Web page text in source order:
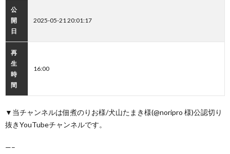
公
開
日
2025-05-21 20:01:17
再
生
時
間
16:00
▼当チャンネルは佃煮のりお様/犬山たまき様(@noripro 様)公認切り
抜きYouTubeチャンネルです。
—–